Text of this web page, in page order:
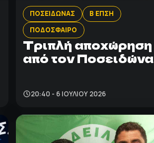
ΠΟΣΕΙΔΩΝΑΣ
Β ΕΠΣΗ
ΠΟΔΟΣΦΑΙΡΟ
Τριπλή αποχώρηση
από τον Ποσειδώνα
20:40 - 6 ΙΟΥΛΊΟΥ 2026